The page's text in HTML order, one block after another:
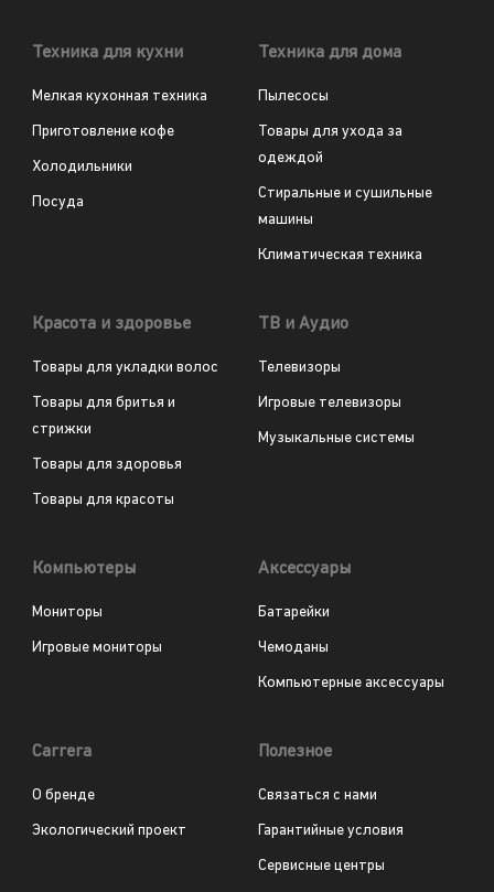
Техника для кухни
Мелкая кухонная техника
Приготовление кофе
Холодильники
Посуда
Техника для дома
Пылесосы
Товары для ухода за
одеждой
Стиральные и сушильные
машины
Климатическая техника
Красота и здоровье
Товары для укладки волос
Товары для бритья и
стрижки
Товары для здоровья
Товары для красоты
ТВ и Аудио
Телевизоры
Игровые телевизоры
Музыкальные системы
Компьютеры
Мониторы
Игровые мониторы
Аксессуары
Батарейки
Чемоданы
Компьютерные аксессуары
Carrera
О бренде
Экологический проект
Полезное
Связаться с нами
Гарантийные условия
Сервисные центры